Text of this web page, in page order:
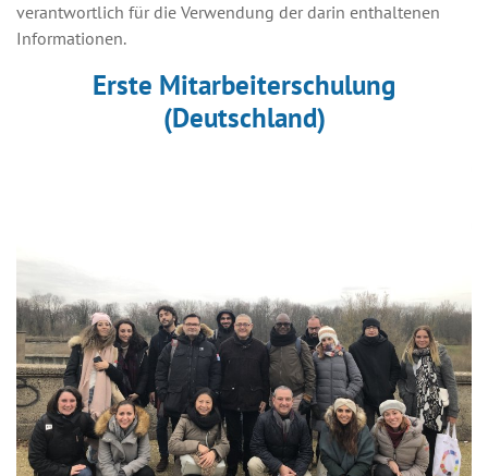
verantwortlich für die Verwendung der darin enthaltenen
Informationen.
Erste Mitarbeiterschulung
(Deutschland)